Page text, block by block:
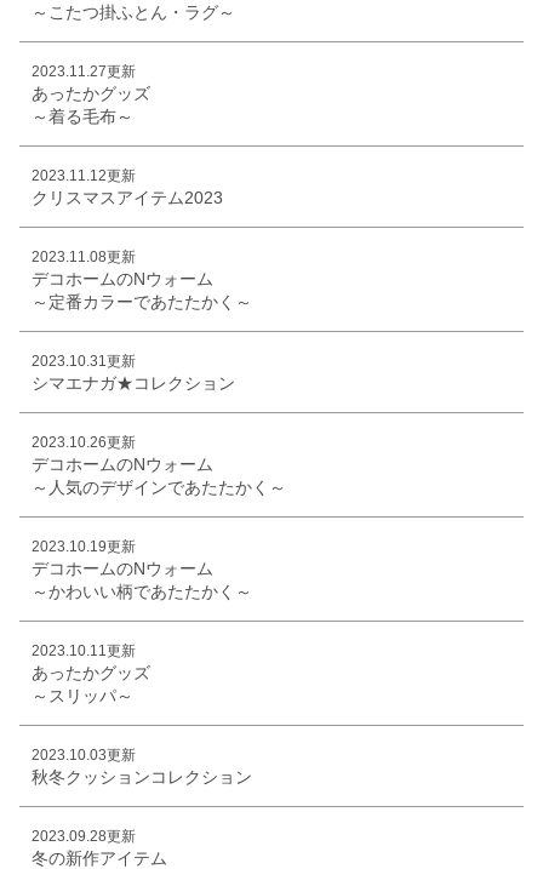
～こたつ掛ふとん・ラグ～
2023.11.27更新
あったかグッズ
～着る毛布～
2023.11.12更新
クリスマスアイテム2023
2023.11.08更新
デコホームのNウォーム
～定番カラーであたたかく～
2023.10.31更新
シマエナガ★コレクション
2023.10.26更新
デコホームのNウォーム
～人気のデザインであたたかく～
2023.10.19更新
デコホームのNウォーム
～かわいい柄であたたかく～
2023.10.11更新
あったかグッズ
～スリッパ～
2023.10.03更新
秋冬クッションコレクション
2023.09.28更新
冬の新作アイテム